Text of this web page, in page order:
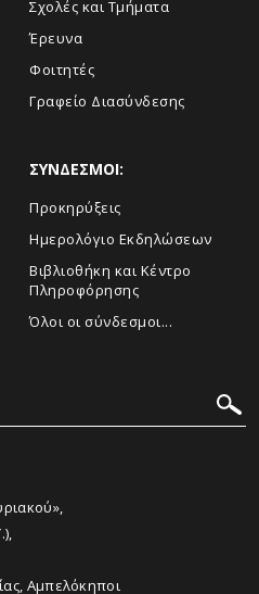
Σχολές και Τμήματα
Έρευνα
Φοιτητές
Γραφείο Διασύνδεσης
ΣΥΝΔΕΣΜΟΙ:
Προκηρύξεις
Ημερολόγιο Εκδηλώσεων
Βιβλιοθήκη και Κέντρο
Πληροφόρησης
Όλοι οι σύνδεσμοι...
Αμπελόκηποι